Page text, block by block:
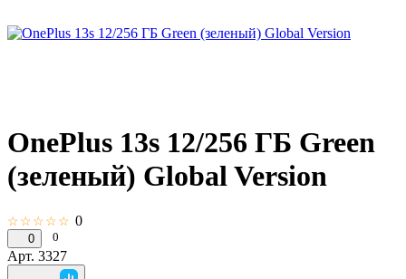
OnePlus 13s 12/256 ГБ Green
(зеленый) Global Version
☆☆☆☆☆ 0
0 0
Арт. 3327